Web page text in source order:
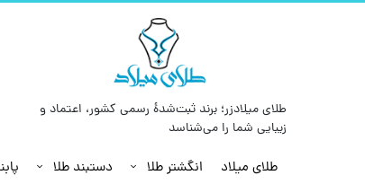
طلای میلادزر؛ برند ثبت‌شدهٔ رسمی کشور، اعتماد و
زیبایی شما را می‌شناسد
طلای میلاد انگشتر طلا دستبند طلا